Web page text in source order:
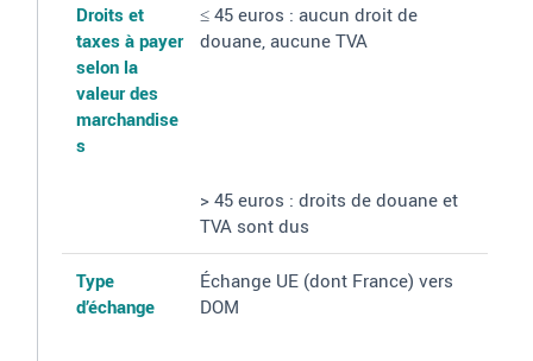
Droits et
taxes à payer
selon la
valeur des
marchandise
s
≤ 45 euros : aucun droit de
douane, aucune TVA
> 45 euros : droits de douane et
TVA sont dus
Type
d’échange
Échange UE (dont France) vers
DOM